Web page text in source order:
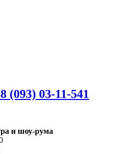
(093) 03-11-541
и шоу-рума